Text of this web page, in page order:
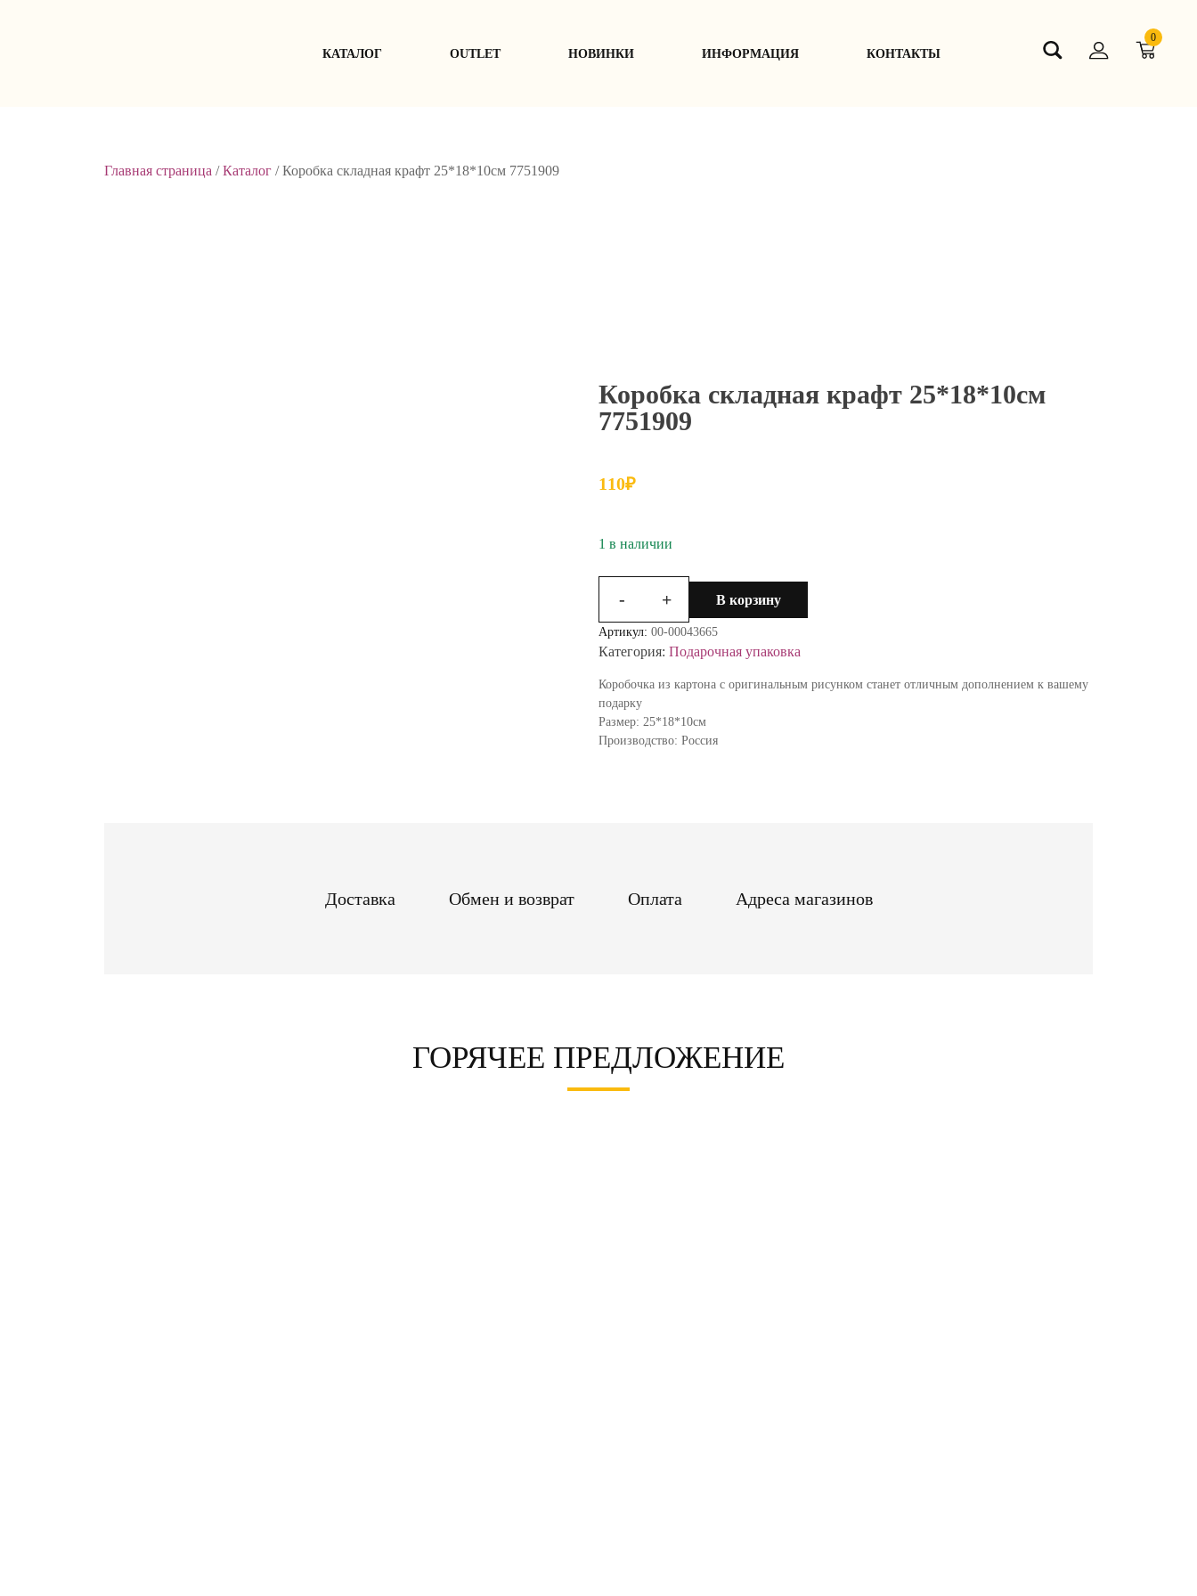
КАТАЛОГ ОUTLET НОВИНКИ ИНФОРМАЦИЯ КОНТАКТЫ
0
Главная страница /Каталог /Коробка складная крафт 25*18*10см 7751909
Коробка складная крафт 25*18*10см
7751909
110₽
1 в наличии
-
Количество
товара
Коробка
крафт
7751909
+ В корзину
Артикул: 00-00043665
Категория: Подарочная упаковка
Коробочка из картона с оригинальным рисунком станет отличным дополнением к вашему
подарку
Размер: 25*18*10см
Производство: Россия
Доставка Обмен и возврат Оплата Адреса магазинов
ГОРЯЧЕЕ ПРЕДЛОЖЕНИЕ